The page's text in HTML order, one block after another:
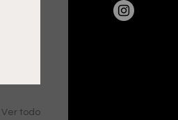
Ver todo